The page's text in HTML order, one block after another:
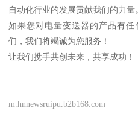
自动化行业的发展贡献我们的力量
如果您对电量变送器的产品有
们，我们将竭诚为您服务！
让我们携手共创未来，共享成功！
m.hnnewsruipu.b2b168.com